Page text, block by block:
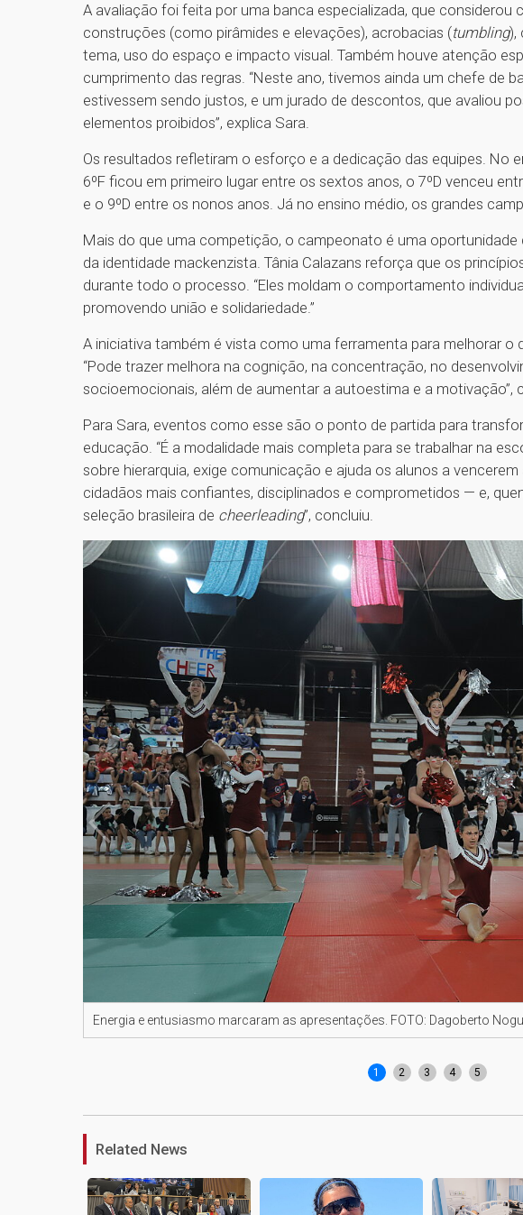
A avaliação foi feita por uma banca especializada, que considerou
construções (como pirâmides e elevações), acrobacias (tumbling),
tema, uso do espaço e impacto visual. Também houve atenção
cumprimento das regras. “Neste ano, tivemos ainda um chefe de
estivessem sendo justos, e um jurado de descontos, que avaliou
elementos proibidos”, explica Sara.
Os resultados refletiram o esforço e a dedicação das equipes. No
6ºF ficou em primeiro lugar entre os sextos anos, o 7ºD venceu
e o 9ºD entre os nonos anos. Já no ensino médio, os grandes
Mais do que uma competição, o campeonato é uma oportunidade
da identidade mackenzista. Tânia Calazans reforça que os
durante todo o processo. “Eles moldam o comportamento
promovendo união e solidariedade.”
A iniciativa também é vista como uma ferramenta para melhorar o
“Pode trazer melhora na cognição, na concentração, no
socioemocionais, além de aumentar a autoestima e a motivação”,
Para Sara, eventos como esse são o ponto de partida para
educação. “É a modalidade mais completa para se trabalhar na
sobre hierarquia, exige comunicação e ajuda os alunos a vencerem
cidadãos mais confiantes, disciplinados e comprometidos — e,
seleção brasileira de cheerleading”, concluiu.
Energia e entusiasmo marcaram as apresentações. FOTO: Dagoberto
1 2 3 4 5
Related News